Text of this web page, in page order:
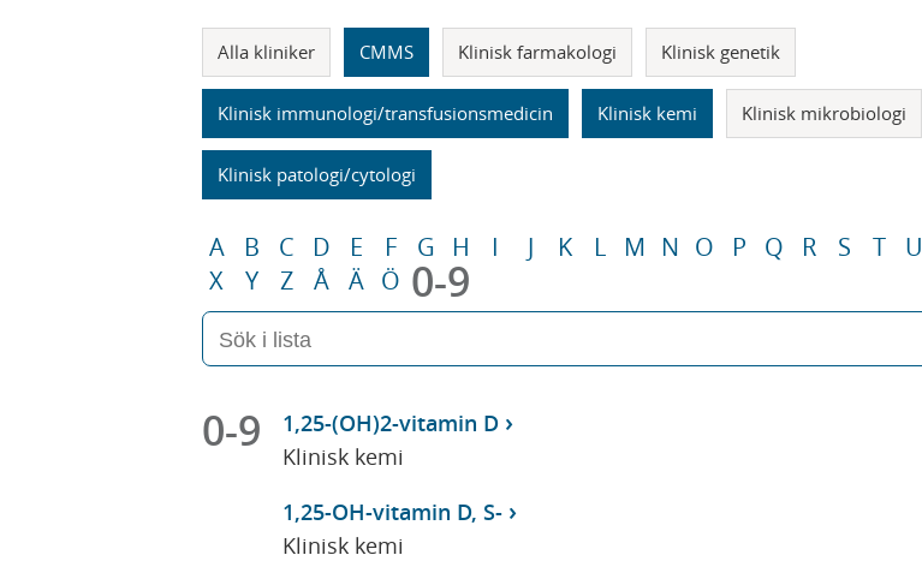
Alla kliniker CMMS Klinisk farmakologi Klinisk genetik
Klinisk immunologi/transfusionsmedicin Klinisk kemi Klinisk mikrobiologi
Klinisk patologi/cytologi
A B C D E F G H I J K L M N O P Q R S T U
X
Y Z Å Ä Ö 0-9
0-9
1,25-(OH)2-vitamin D
Klinisk kemi
1,25-OH-vitamin D, S-
Klinisk kemi